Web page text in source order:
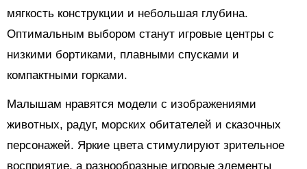
мягкость конструкции и небольшая глубина.
Оптимальным выбором станут игровые центры с
низкими бортиками, плавными спусками и
компактными горками.
Малышам нравятся модели с изображениями
животных, радуг, морских обитателей и сказочных
персонажей. Яркие цвета стимулируют зрительное
восприятие, а разнообразные игровые элементы